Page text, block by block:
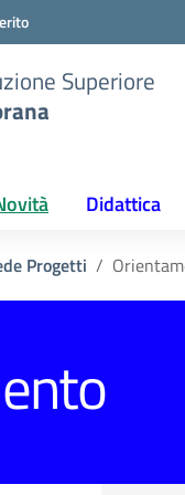
Superiore
Didattica
Progetti